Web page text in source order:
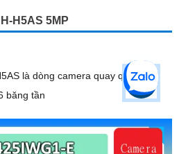
H5AS 5MP
là dòng camera quay quét 355°
băng tần